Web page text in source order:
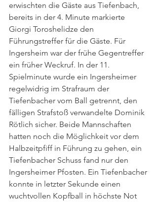
erwischten die Gäste aus Tiefenbach,
bereits in der 4. Minute markierte
Giorgi Toroshelidze den
Führungstreffer für die Gäste. Für
Ingersheim war der frühe Gegentreffer
ein früher Weckruf. In der 11.
Spielminute wurde ein Ingersheimer
regelwidrig im Strafraum der
Tiefenbacher vom Ball getrennt, den
fälligen Strafstoß verwandelte Dominik
Rötlich sicher. Beide Mannschaften
hatten noch die Möglichkeit vor dem
Halbzeitpfiff in Führung zu gehen, ein
Tiefenbacher Schuss fand nur den
Ingersheimer Pfosten. Ein Tiefenbacher
konnte in letzter Sekunde einen
wuchtvollen Kopfball in höchste Not